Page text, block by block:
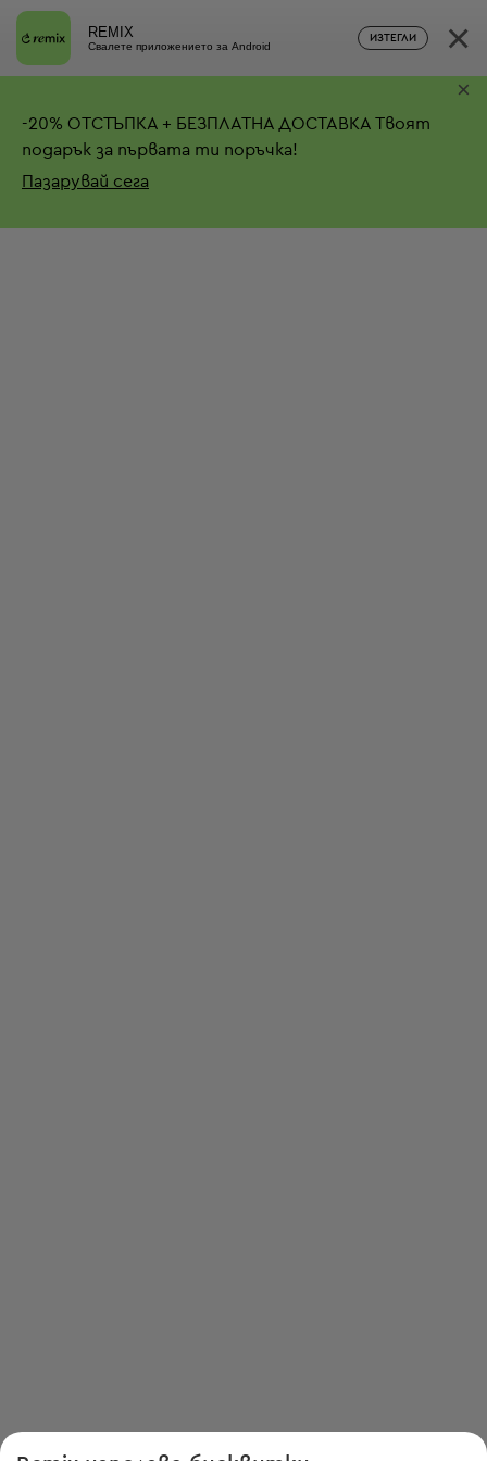
REMIX
Свалете приложението за Android
ИЗТЕГЛИ ×
-20% ОТСТЪПКА + БЕЗПЛАТНА ДОСТАВКА Твоят
подарък за първата ти поръчка!
Пазарувай сега
×